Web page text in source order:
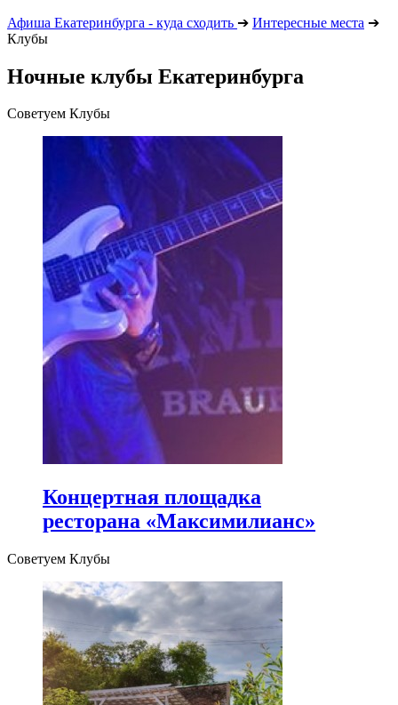
Афиша Екатеринбурга - куда сходить ➔ Интересные места ➔
Клубы
Ночные клубы Екатеринбурга
Советуем Клубы
Концертная площадка
ресторана «Максимилианс»
Советуем Клубы